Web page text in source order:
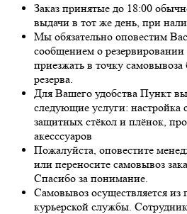
Заказ принятые до 18:00
выдачи в тот же день, при
Мы обязательно оповестим
сообщением о резервировании
приезжать в точку
резерва.
Для Вашего удобства Пункт
следующие услуги: настройка
защитных стёкол и плёнок,
акесссуаров
Пожалуйста, оповестите
или переносите самовывоз
Спасибо за понимание.
Самовывоз осуществляется из
курьерской службы.